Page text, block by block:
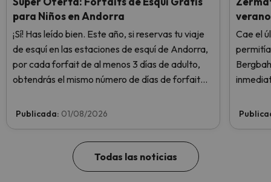
para Niños en Andorra
¡Sí! Has leído bien. Este año, si reservas tu viaje
de esquí en las estaciones de esquí de Andorra,
por cada forfait de al menos 3 días de adulto,
obtendrás el mismo número de días de forfait
infórmate aquí.
Publicada: 01/08/2026
Cae el
Todas las noticias